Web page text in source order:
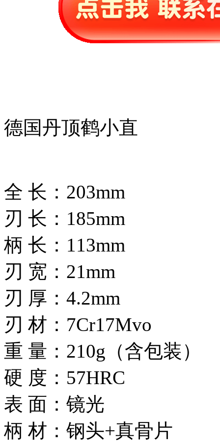
德国丹顶鹤小直
全 长：203mm
刃 长：185mm
柄 长：113mm
刃 宽：21mm
刃 厚：4.2mm
刃 材：7Cr17Mvo
重 量：210g（含包装）
硬 度：57HRC
表 面：镜光
柄 材：钢头+真骨片